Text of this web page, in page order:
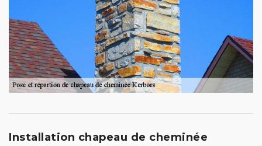
Installation chapeau de cheminée